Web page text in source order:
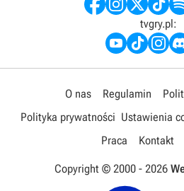
tvgry.pl:
O nas Regulamin
Polityka prywatności Ustawienia
Praca
Kontakt
Copyright © 2000 - 2026